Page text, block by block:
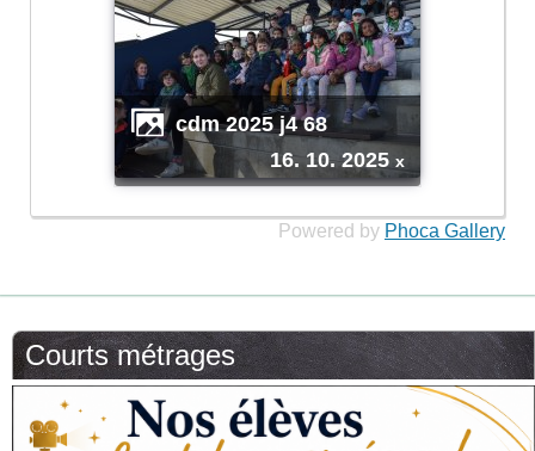
cdm 2025 j4 68
16. 10. 2025x
Powered by Phoca Gallery
Courts métrages